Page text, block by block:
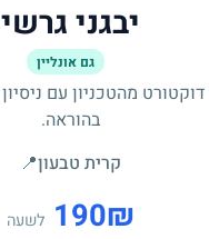
יבגני גרשי
גם אונליין
בהוראה.
קרית טבעון📍
₪
190 לשעה